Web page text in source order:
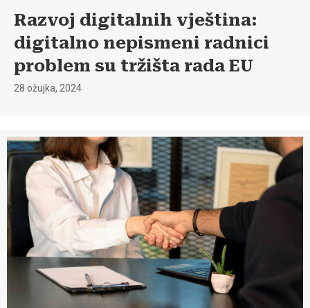
Razvoj digitalnih vještina:
digitalno nepismeni radnici
problem su tržišta rada EU
28 ožujka, 2024